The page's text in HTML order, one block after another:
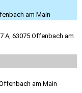
am Main
A, 63075 Offenbach am
am Main